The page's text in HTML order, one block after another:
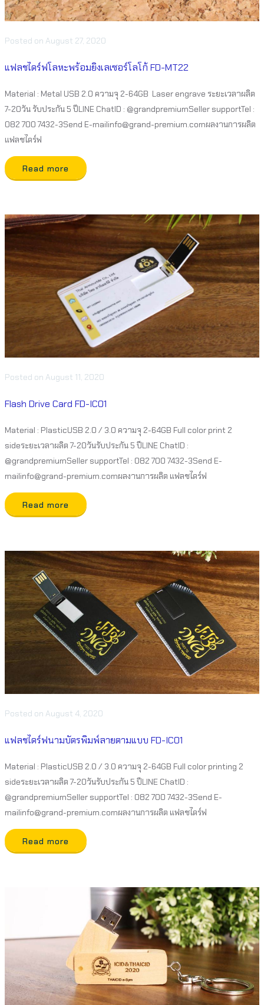
Posted on August 27, 2020
แฟลชไดร์ฟโลหะพร้อมยิงเลเซอร์โลโก้ FD-MT22
Material : Metal USB 2.0 ความจุ 2-64GB Laser engrave ระยะเวลาผลิต
7-20วัน รับประกัน 5 ปีLINE ChatID : @grandpremiumSeller supportTel :
082 700 7432-3Send E-mailinfo@grand-premium.comผลงานการผลิต
แฟลชไดร์ฟ
Read more
Posted on August 11, 2020
Flash Drive Card FD-IC01
Material : PlasticUSB 2.0 / 3.0 ความจุ 2-64GB Full color print 2
sideระยะเวลาผลิต 7-20วันรับประกัน 5 ปีLINE ChatID :
@grandpremiumSeller supportTel : 082 700 7432-3Send E-
mailinfo@grand-premium.comผลงานการผลิต แฟลชไดร์ฟ
Read more
Posted on August 4, 2020
แฟลชไดร์ฟนามบัตรพิมพ์ลายตามแบบ FD-IC01
Material : PlasticUSB 2.0 / 3.0 ความจุ 2-64GB Full color printing 2
sideระยะเวลาผลิต 7-20วันรับประกัน 5 ปีLINE ChatID :
@grandpremiumSeller supportTel : 082 700 7432-3Send E-
mailinfo@grand-premium.comผลงานการผลิต แฟลชไดร์ฟ
Read more